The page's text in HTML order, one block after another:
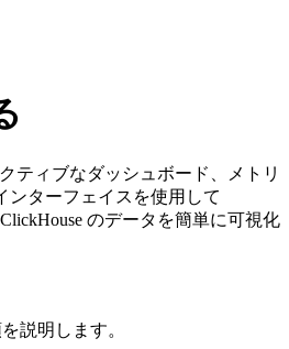
ティブなダッシュボード、メトリ
ンターフェイスを使用して
のデータを簡単に可視化
説明します。